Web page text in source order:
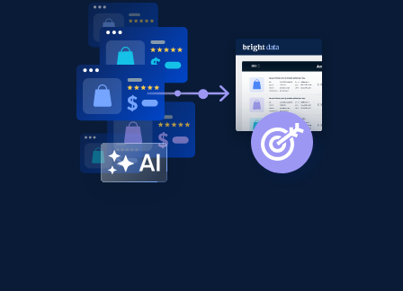
2.1K+ 375+
Amazon products global dataset - Collect
Amazon products by seller URL
Title, Seller name, Brand, Description, Initial
price, Currency, Availability, Reviews count, and